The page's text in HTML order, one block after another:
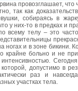
провозглашает, что
так как
собираясь в
у них-то в предках и
всему телу – это
ногах и в зоне бикини.
крайне больно и не
которой, допустимо в
раз и
участках тела.